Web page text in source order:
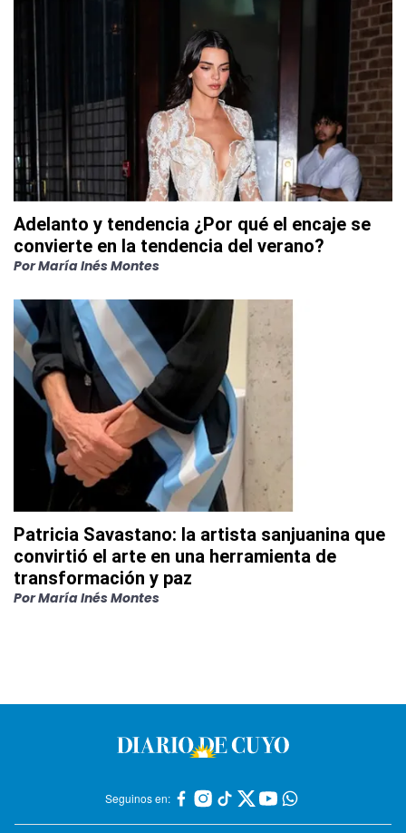
Adelanto y tendencia ¿Por qué el encaje se
convierte en la tendencia del verano?
PorMaría Inés Montes
Patricia Savastano: la artista sanjuanina que
convirtió el arte en una herramienta de
transformación y paz
PorMaría Inés Montes
Seguinos en: